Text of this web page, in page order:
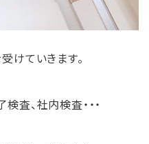
けていきます。
査、社内検査・・・